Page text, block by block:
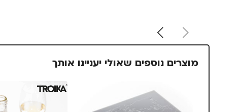
מוצרים נוספים שאולי יעניינו אותך